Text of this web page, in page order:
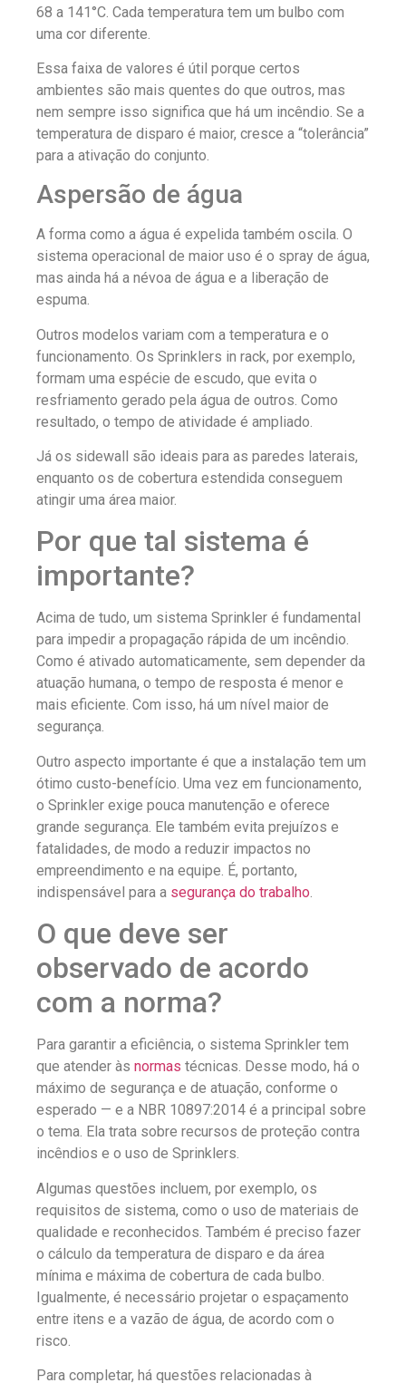
68 a 141°C. Cada temperatura tem um bulbo com
uma cor diferente.
Essa faixa de valores é útil porque certos
ambientes são mais quentes do que outros, mas
nem sempre isso significa que há um incêndio. Se a
temperatura de disparo é maior, cresce a “tolerância”
para a ativação do conjunto.
Aspersão de água
A forma como a água é expelida também oscila. O
sistema operacional de maior uso é o spray de água,
mas ainda há a névoa de água e a liberação de
espuma.
Outros modelos variam com a temperatura e o
funcionamento. Os Sprinklers in rack, por exemplo,
formam uma espécie de escudo, que evita o
resfriamento gerado pela água de outros. Como
resultado, o tempo de atividade é ampliado.
Já os sidewall são ideais para as paredes laterais,
enquanto os de cobertura estendida conseguem
atingir uma área maior.
Por que tal sistema é
importante?
Acima de tudo, um sistema Sprinkler é fundamental
para impedir a propagação rápida de um incêndio.
Como é ativado automaticamente, sem depender da
atuação humana, o tempo de resposta é menor e
mais eficiente. Com isso, há um nível maior de
segurança.
Outro aspecto importante é que a instalação tem um
ótimo custo-benefício. Uma vez em funcionamento,
o Sprinkler exige pouca manutenção e oferece
grande segurança. Ele também evita prejuízos e
fatalidades, de modo a reduzir impactos no
empreendimento e na equipe. É, portanto,
indispensável para a segurança do trabalho.
O que deve ser
observado de acordo
com a norma?
Para garantir a eficiência, o sistema Sprinkler tem
que atender às normas técnicas. Desse modo, há o
máximo de segurança e de atuação, conforme o
esperado — e a NBR 10897:2014 é a principal sobre
o tema. Ela trata sobre recursos de proteção contra
incêndios e o uso de Sprinklers.
Algumas questões incluem, por exemplo, os
requisitos de sistema, como o uso de materiais de
qualidade e reconhecidos. Também é preciso fazer
o cálculo da temperatura de disparo e da área
mínima e máxima de cobertura de cada bulbo.
Igualmente, é necessário projetar o espaçamento
entre itens e a vazão de água, de acordo com o
risco.
Para completar, há questões relacionadas à